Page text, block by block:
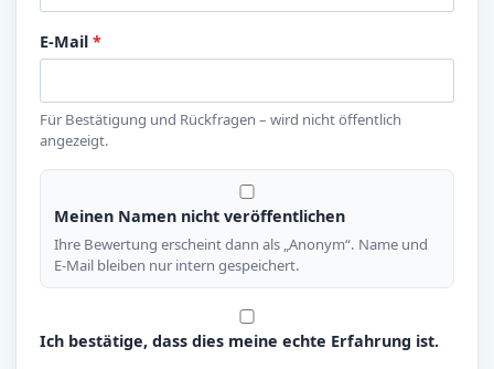
E-Mail*
Für Bestätigung und Rückfragen – wird nicht öffentlich
angezeigt.
Meinen Namen nicht veröffentlichen
Ihre Bewertung erscheint dann als „Anonym“. Name und
E-Mail bleiben nur intern gespeichert.
Ich bestätige, dass dies meine echte Erfahrung ist.